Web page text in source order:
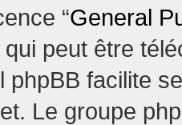
“General
qui peut être
phpBB facilite
Le groupe